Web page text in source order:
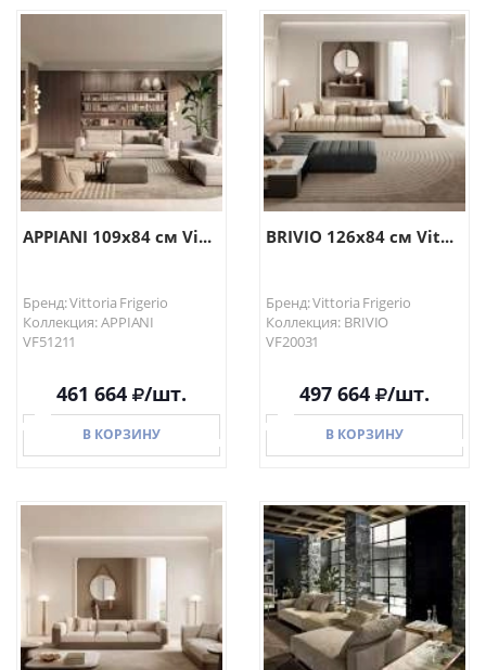
В КОРЗИНУ В КОРЗИНУ
APPIANI 109х84 см Vi...
Бренд: Vittoria Frigerio
Коллекция: APPIANI
VF51211
461 664 /шт.
В КОРЗИНУ
В КОРЗИНУ
BRIVIO 126х84 см Vit...
Бренд: Vittoria Frigerio
Коллекция: BRIVIO
VF20031
497 664 /шт.
В КОРЗИНУ
В КОРЗИНУ